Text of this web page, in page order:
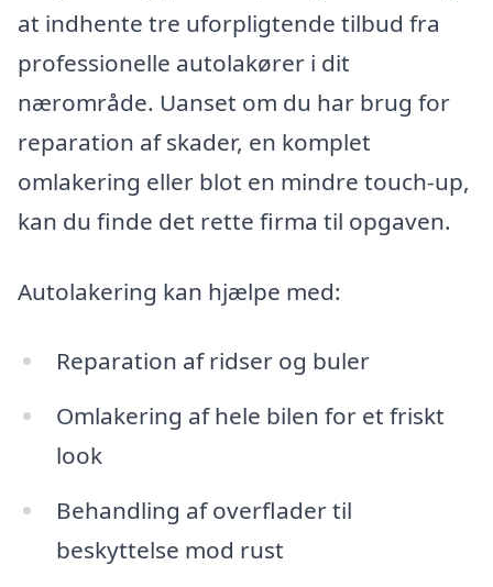
at indhente tre uforpligtende tilbud fra
professionelle autolakører i dit
nærområde. Uanset om du har brug for
reparation af skader, en komplet
omlakering eller blot en mindre touch-up,
kan du finde det rette firma til opgaven.
Autolakering kan hjælpe med:
Reparation af ridser og buler
Omlakering af hele bilen for et friskt
look
Behandling af overflader til
beskyttelse mod rust